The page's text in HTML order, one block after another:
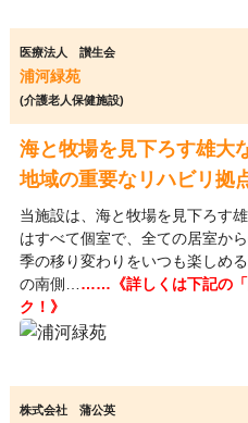
医療法人 讃生会
浦河緑苑
(介護老人保健施設)
海と牧場を見下ろす雄大
地域の重要なリハビリ拠
当施設は、海と牧場を見下ろす
はすべて個室で、全ての居室か
季の移り変わりをいつも楽しめ
の南側… ……《詳しくは下記の「
ク！》
株式会社 蒲公英